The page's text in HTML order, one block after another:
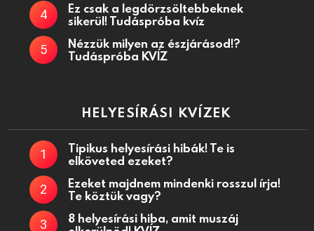
Ez csak a legdörzsöltebbeknek
sikerül! Tudáspróba kvíz
Nézzük milyen az észjárásod!?
Tudáspróba KVÍZ
HELYESÍRÁSI KVÍZEK
Tipikus helyesírási hibák! Te is
elköveted ezeket?
Ezeket majdnem mindenki rosszul írja!
Te köztük vagy?
8 helyesírási hiba, amit muszáj